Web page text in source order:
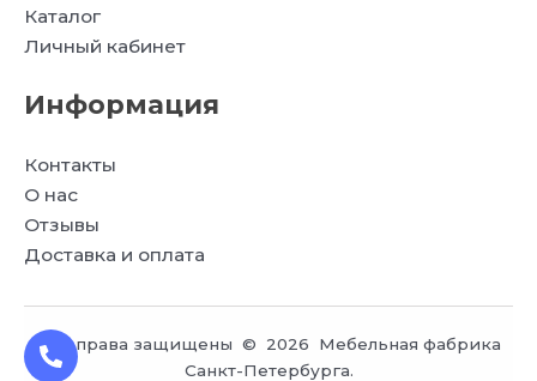
Каталог
Личный кабинет
Информация
Контакты
О нас
Отзывы
Доставка и оплата
Все права защищены © 2026 Мебельная фабрика
Санкт-Петербурга.